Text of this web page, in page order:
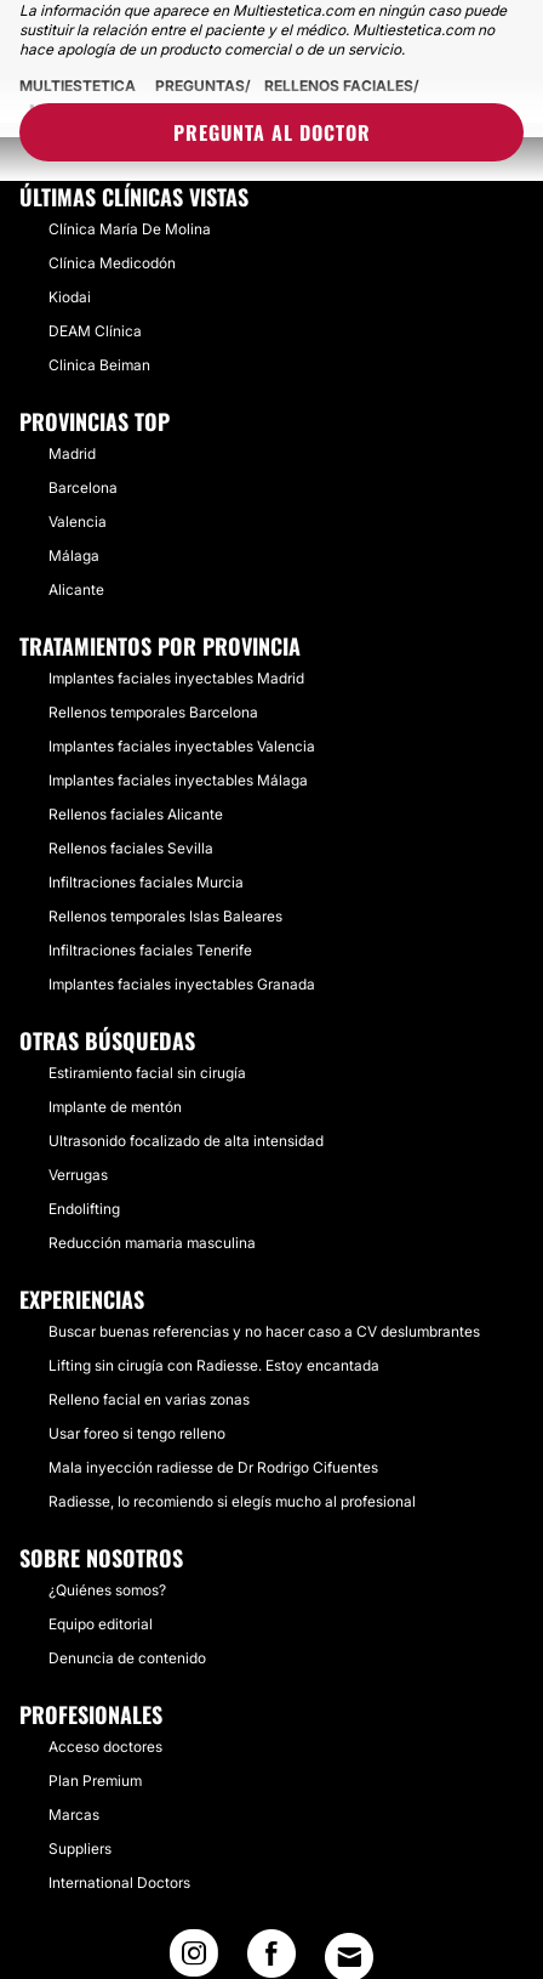
La información que aparece en Multiestetica.com en ningún caso puede
sustituir la relación entre el paciente y el médico. Multiestetica.com no
hace apología de un producto comercial o de un servicio.
PREGUNTA AL DOCTOR
MULTIESTETICA PREGUNTAS
RELLENOS FACIALES
MAL AUMENTO DE LABIOS
ÚLTIMAS CLÍNICAS VISTAS
Clínica María De Molina
Clínica Medicodón
Kiodai
DEAM Clínica
Clinica Beiman
PROVINCIAS TOP
Madrid
Barcelona
Valencia
Málaga
Alicante
TRATAMIENTOS POR PROVINCIA
Implantes faciales inyectables Madrid
Rellenos temporales Barcelona
Implantes faciales inyectables Valencia
Implantes faciales inyectables Málaga
Rellenos faciales Alicante
Rellenos faciales Sevilla
Infiltraciones faciales Murcia
Rellenos temporales Islas Baleares
Infiltraciones faciales Tenerife
Implantes faciales inyectables Granada
OTRAS BÚSQUEDAS
Estiramiento facial sin cirugía
Implante de mentón
Ultrasonido focalizado de alta intensidad
Verrugas
Endolifting
Reducción mamaria masculina
EXPERIENCIAS
Buscar buenas referencias y no hacer caso a CV deslumbrantes
Lifting sin cirugía con Radiesse. Estoy encantada
Relleno facial en varias zonas
Usar foreo si tengo relleno
Mala inyección radiesse de Dr Rodrigo Cifuentes
Radiesse, lo recomiendo si elegís mucho al profesional
SOBRE NOSOTROS
¿Quiénes somos?
Equipo editorial
Denuncia de contenido
PROFESIONALES
Acceso doctores
Plan Premium
Marcas
Suppliers
International Doctors